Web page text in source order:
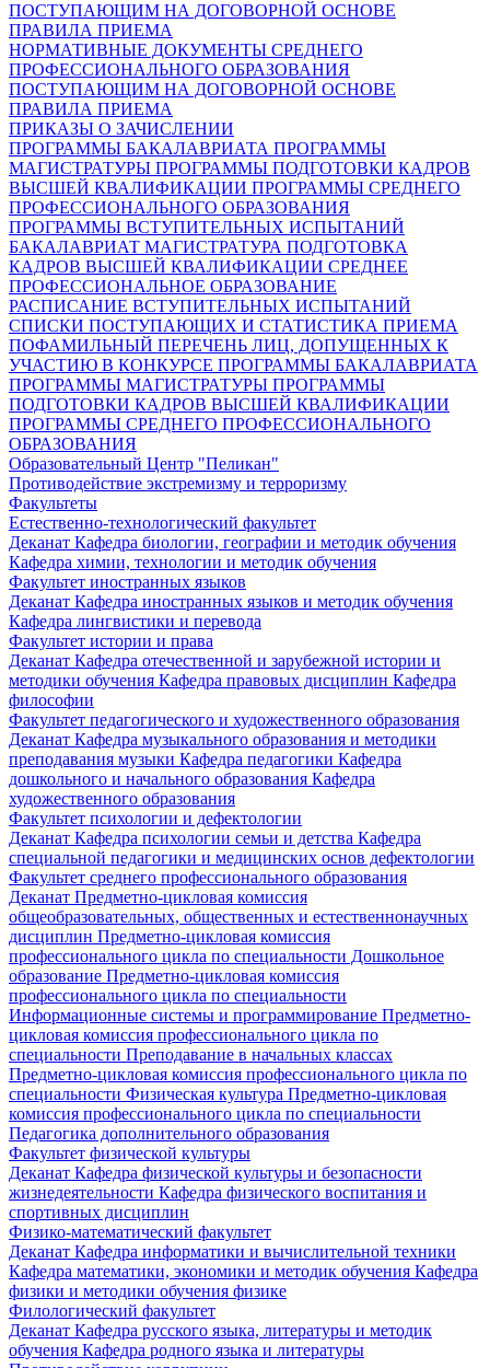
ПОСТУПАЮЩИМ НА ДОГОВОРНОЙ ОСНОВЕ
ПРАВИЛА ПРИЕМА
НОРМАТИВНЫЕ ДОКУМЕНТЫ СРЕДНЕГО
ПРОФЕССИОНАЛЬНОГО ОБРАЗОВАНИЯ
ПОСТУПАЮЩИМ НА ДОГОВОРНОЙ ОСНОВЕ
ПРАВИЛА ПРИЕМА
ПРИКАЗЫ О ЗАЧИСЛЕНИИ
ПРОГРАММЫ БАКАЛАВРИАТА ПРОГРАММЫ
МАГИСТРАТУРЫ ПРОГРАММЫ ПОДГОТОВКИ КАДРОВ
ВЫСШЕЙ КВАЛИФИКАЦИИ ПРОГРАММЫ СРЕДНЕГО
ПРОФЕССИОНАЛЬНОГО ОБРАЗОВАНИЯ
ПРОГРАММЫ ВСТУПИТЕЛЬНЫХ ИСПЫТАНИЙ
БАКАЛАВРИАТ МАГИСТРАТУРА ПОДГОТОВКА
КАДРОВ ВЫСШЕЙ КВАЛИФИКАЦИИ СРЕДНЕЕ
ПРОФЕССИОНАЛЬНОЕ ОБРАЗОВАНИЕ
РАСПИСАНИЕ ВСТУПИТЕЛЬНЫХ ИСПЫТАНИЙ
СПИСКИ ПОСТУПАЮЩИХ И СТАТИСТИКА ПРИЕМА
ПОФАМИЛЬНЫЙ ПЕРЕЧЕНЬ ЛИЦ, ДОПУЩЕННЫХ К
УЧАСТИЮ В КОНКУРСЕ ПРОГРАММЫ БАКАЛАВРИАТА
ПРОГРАММЫ МАГИСТРАТУРЫ ПРОГРАММЫ
ПОДГОТОВКИ КАДРОВ ВЫСШЕЙ КВАЛИФИКАЦИИ
ПРОГРАММЫ СРЕДНЕГО ПРОФЕССИОНАЛЬНОГО
ОБРАЗОВАНИЯ
Образовательный Центр "Пеликан"
Противодействие экстремизму и терроризму
Факультеты
Естественно-технологический факультет
Деканат Кафедра биологии, географии и методик обучения
Кафедра химии, технологии и методик обучения
Факультет иностранных языков
Деканат Кафедра иностранных языков и методик обучения
Кафедра лингвистики и перевода
Факультет истории и права
Деканат Кафедра отечественной и зарубежной истории и
методики обучения Кафедра правовых дисциплин Кафедра
философии
Факультет педагогического и художественного образования
Деканат Кафедра музыкального образования и методики
преподавания музыки Кафедра педагогики Кафедра
дошкольного и начального образования Кафедра
художественного образования
Факультет психологии и дефектологии
Деканат Кафедра психологии семьи и детства Кафедра
специальной педагогики и медицинских основ дефектологии
Факультет среднего профессионального образования
Деканат Предметно-цикловая комиссия
общеобразовательных, общественных и естественнонаучных
дисциплин Предметно-цикловая комиссия
профессионального цикла по специальности Дошкольное
образование Предметно-цикловая комиссия
профессионального цикла по специальности
Информационные системы и программирование Предметно-
цикловая комиссия профессионального цикла по
специальности Преподавание в начальных классах
Предметно-цикловая комиссия профессионального цикла по
специальности Физическая культура Предметно-цикловая
комиссия профессионального цикла по специальности
Педагогика дополнительного образования
Факультет физической культуры
Деканат Кафедра физической культуры и безопасности
жизнедеятельности Кафедра физического воспитания и
спортивных дисциплин
Физико-математический факультет
Деканат Кафедра информатики и вычислительной техники
Кафедра математики, экономики и методик обучения Кафедра
физики и методики обучения физике
Филологический факультет
Деканат Кафедра русского языка, литературы и методик
обучения Кафедра родного языка и литературы